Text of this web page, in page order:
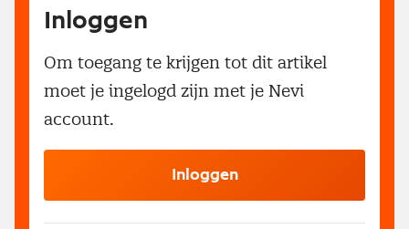
Inloggen
Om toegang te krijgen tot dit artikel
moet je ingelogd zijn met je Nevi
account.
Inloggen